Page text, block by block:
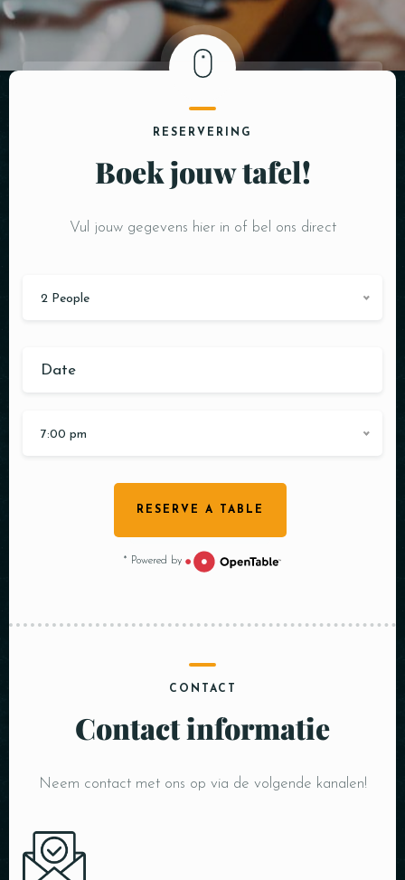
SALDOCHECK
RESERVERING
Boek jouw tafel!
Vul jouw gegevens hier in of bel ons direct
2 People
7:00 pm
RESERVE A TABLE
* Powered by
CONTACT
Contact informatie
Neem contact met ons op via de volgende kanalen!